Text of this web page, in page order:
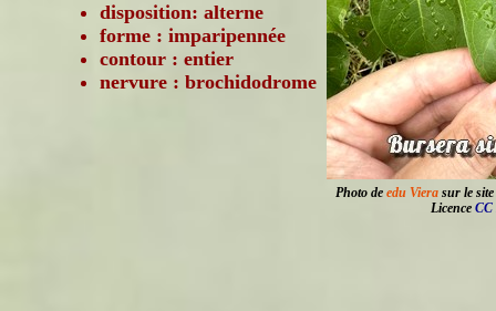
Photo de edu Vierasur le site
Licence CC
disposition: alterne
forme : imparipennée
contour : entier
nervure : brochidodrome